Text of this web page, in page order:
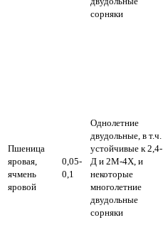
сорняки
Пшеница
яровая,
ячмень
яровой
0,05-
0,1
Однолетние
двудольные, в т.ч.
устойчивые к 2,4-
Д и 2М-4Х, и
некоторые
многолетние
двудольные
сорняки